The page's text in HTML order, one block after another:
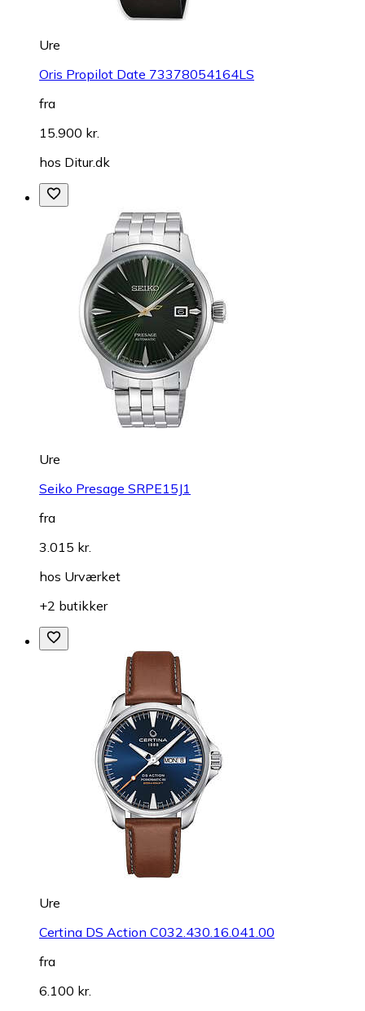
Ure
Oris Propilot Date 73378054164LS
fra
15.900 kr.
hos Ditur.dk
Ure
Seiko Presage SRPE15J1
fra
3.015 kr.
hos Urværket
+2 butikker
Ure
Certina DS Action C032.430.16.041.00
fra
6.100 kr.